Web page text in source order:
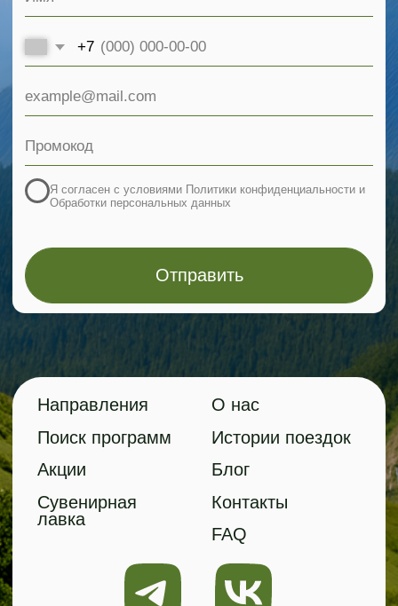
© 2026 Другое измерение
Политика конфиденциальности
Политика обработки персональных данных